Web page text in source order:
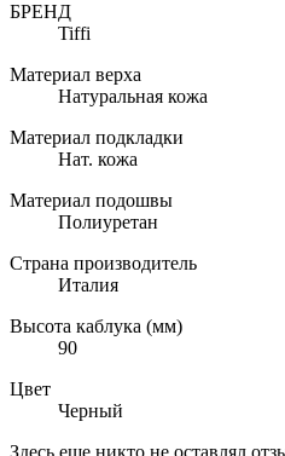
БРЕНД
Tiffi
Материал верха
Натуральная кожа
Материал подкладки
Нат. кожа
Материал подошвы
Полиуретан
Страна производитель
Италия
Высота каблука (мм)
90
Цвет
Черный